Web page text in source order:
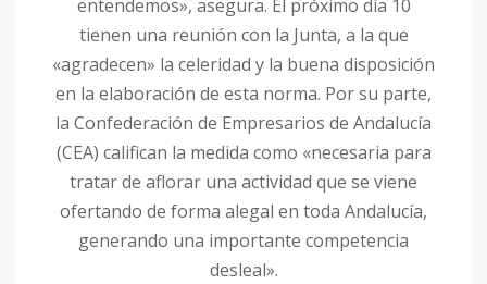
entendemos», asegura. El próximo día 10
tienen una reunión con la Junta, a la que
«agradecen» la celeridad y la buena disposición
en la elaboración de esta norma. Por su parte,
la Confederación de Empresarios de Andalucía
(CEA) califican la medida como «necesaria para
tratar de aflorar una actividad que se viene
ofertando de forma alegal en toda Andalucía,
generando una importante competencia
desleal».